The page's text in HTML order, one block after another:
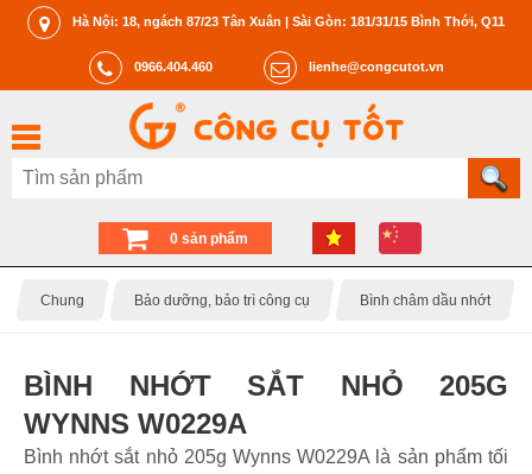
Hà Nội: 18, ngách 87/23 Tân Xuân | Sài Gòn: 181/31/15 Bình Thới, Q11
0966.404.460 lienhe@congcutot.vn
0 sản phẩm
Chung Bảo dưỡng, bảo trì công cụ Bình châm dầu nhớt
BÌNH NHỚT SẮT NHỎ 205G
WYNNS W0229A
Bình nhớt sắt nhỏ 205g Wynns W0229A là sản phẩm tối